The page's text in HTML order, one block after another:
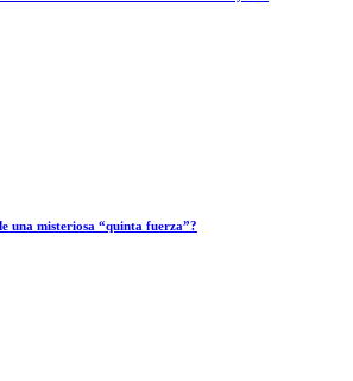
una misteriosa “quinta fuerza”?